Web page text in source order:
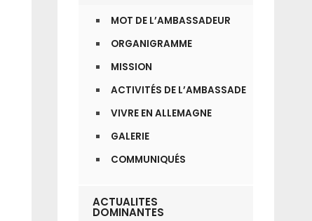
MOT DE L’AMBASSADEUR
ORGANIGRAMME
MISSION
ACTIVITÉS DE L’AMBASSADE
VIVRE EN ALLEMAGNE
GALERIE
COMMUNIQUÉS
ACTUALITES
DOMINANTES